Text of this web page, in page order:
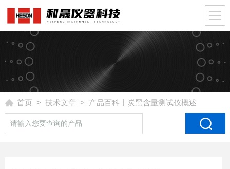
首页 > 技术文章 > 产品百科丨炭黑含量测试仪概述